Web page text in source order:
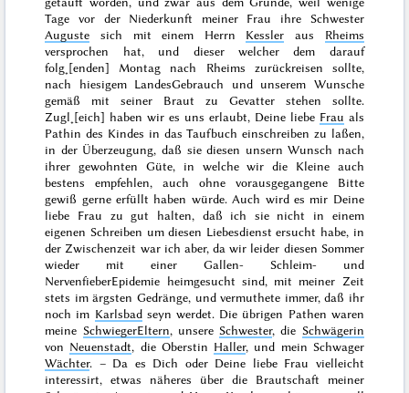
Tage vor der Niederkunft meiner Frau ihre Schwester
Auguste sich mit einem Herrn Kessler aus Rheims
versprochen hat, und dieser welcher dem darauf
folg˖[enden] Montag nach Rheims zurückreisen sollte,
nach hiesigem LandesGebrauch und unserem Wunsche
gemäß mit seiner Braut zu Gevatter stehen sollte.
Zugl˖[eich] haben wir es uns erlaubt, Deine liebe Frau als
Pathin des Kindes in das Taufbuch einschreiben zu laßen,
in der Überzeugung, daß sie diesen unsern Wunsch nach
ihrer gewohnten Güte, in welche wir die Kleine auch
bestens empfehlen, auch ohne vorausgegangene Bitte
gewiß gerne erfüllt haben würde. Auch wird es mir Deine
liebe Frau zu gut halten, daß ich sie nicht in einem
eigenen Schreiben um diesen Liebesdienst ersucht habe, in
der Zwischenzeit war ich aber, da wir leider diesen Sommer
wieder mit einer Gallen- Schleim- und
NervenfieberEpidemie heimgesucht sind, mit meiner Zeit
stets im ärgsten Gedränge, und vermuthete immer, daß ihr
noch im Karlsbadseyn werdet. Die übrigen Pathen waren
meine SchwiegerEltern, unsere Schwester, die Schwägerin
von Neuenstadt, die Oberstin Haller, und mein Schwager
Wächter. – Da es Dich oder Deine liebe Frau vielleicht
interessirt, etwas näheres über die Brautschaft meiner